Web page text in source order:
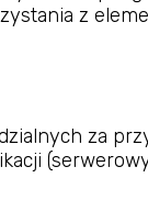
z
za